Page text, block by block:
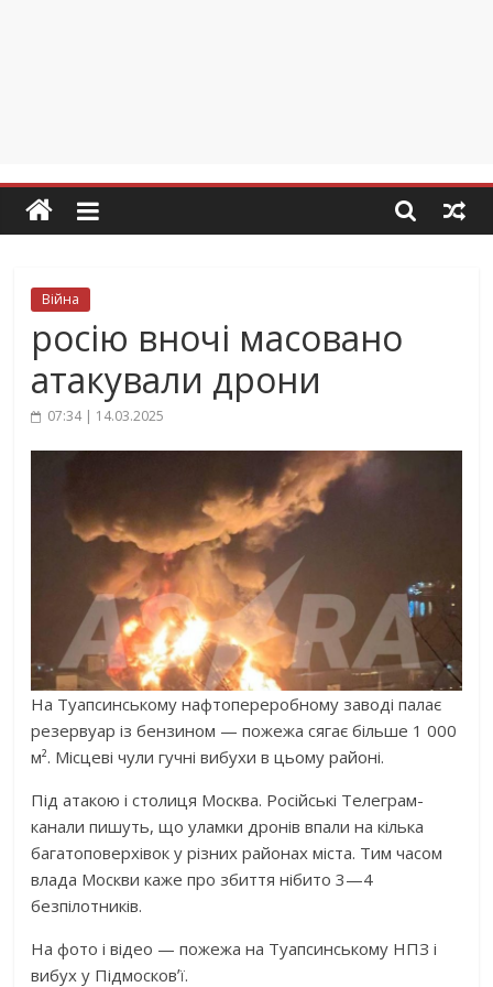
Війна
росію вночі масовано
атакували дрони
07:34 | 14.03.2025
На Туапсинському нафтопереробному заводі палає
резервуар із бензином — пожежа сягає більше 1 000
м². Місцеві чули гучні вибухи в цьому районі.
Під атакою і столиця Москва. Російські Телеграм-
канали пишуть, що уламки дронів впали на кілька
багатоповерхівок у різних районах міста. Тим часом
влада Москви каже про збиття нібито 3—4
безпілотників.
На фото і відео — пожежа на Туапсинському НПЗ і
вибух у Підмосковʼї.